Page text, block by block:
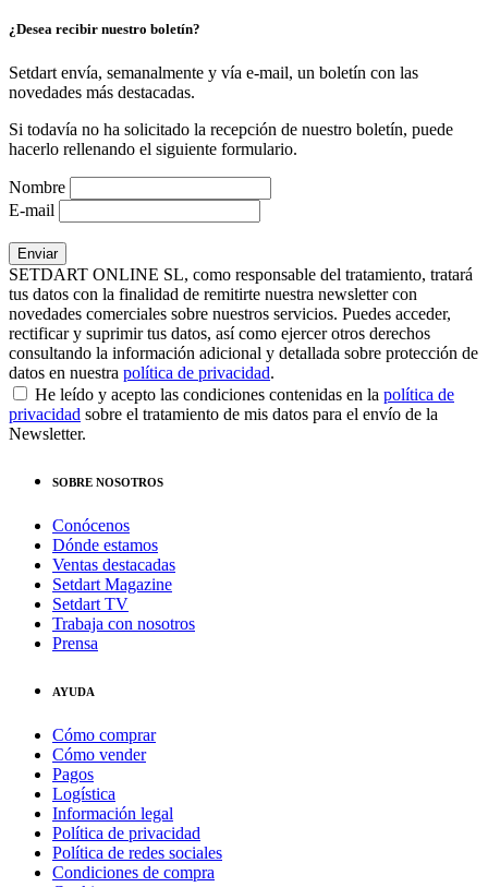
¿Desea recibir nuestro boletín?
Setdart envía, semanalmente y vía e-mail, un boletín con las
novedades más destacadas.
Si todavía no ha solicitado la recepción de nuestro boletín, puede
hacerlo rellenando el siguiente formulario.
Nombre
E-mail
SETDART ONLINE SL, como responsable del tratamiento, tratará
tus datos con la finalidad de remitirte nuestra newsletter con
novedades comerciales sobre nuestros servicios. Puedes acceder,
rectificar y suprimir tus datos, así como ejercer otros derechos
consultando la información adicional y detallada sobre protección de
datos en nuestra política de privacidad.
He leído y acepto las condiciones contenidas en la política de
privacidad sobre el tratamiento de mis datos para el envío de la
Newsletter.
SOBRE NOSOTROS
Conócenos
Dónde estamos
Ventas destacadas
Setdart Magazine
Setdart TV
Trabaja con nosotros
Prensa
AYUDA
Cómo comprar
Cómo vender
Pagos
Logística
Información legal
Política de privacidad
Política de redes sociales
Condiciones de compra